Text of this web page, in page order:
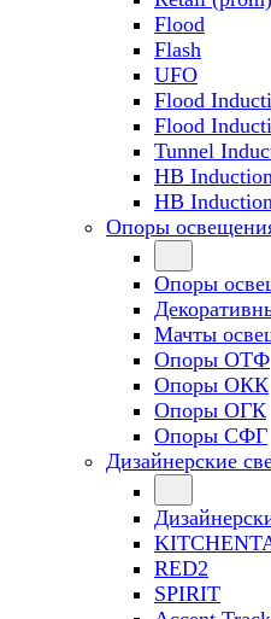
Flood
Flash
UFO
Flood
Flood
Tunnel
HB
HB
Опоры
Опоры
Мачты
Опоры ОТФ
Опоры ОКК
Опоры ОГК
Опоры СФГ
Дизайнерские
RED2
SPIRIT